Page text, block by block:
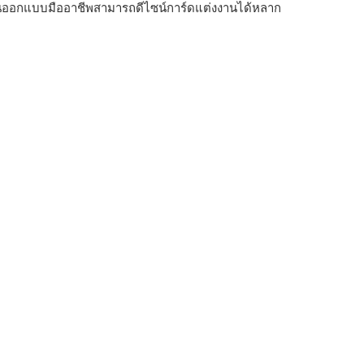
กแบบมืออาชีพสามารถดีไซน์การ์ดแต่งงานได้หลาก